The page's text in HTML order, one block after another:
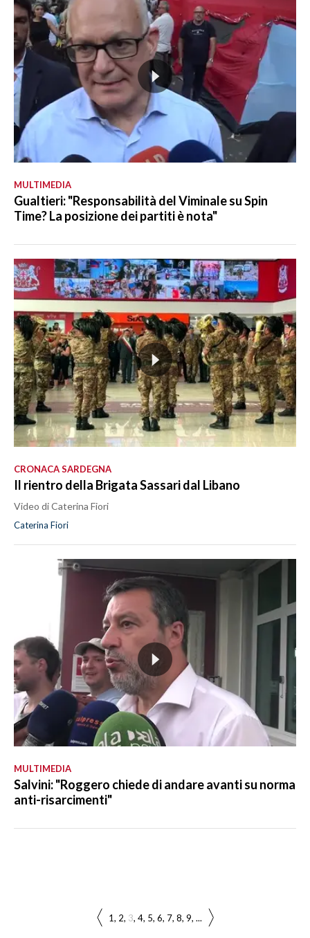
MULTIMEDIA
Gualtieri: "Responsabilità del Viminale su Spin
Time? La posizione dei partiti è nota"
CRONACA SARDEGNA
Il rientro della Brigata Sassari dal Libano
Video di Caterina Fiori
Caterina Fiori
MULTIMEDIA
Salvini: "Roggero chiede di andare avanti su norma
anti-risarcimenti"
1 2 3 4 5 6 7 8 9 ...